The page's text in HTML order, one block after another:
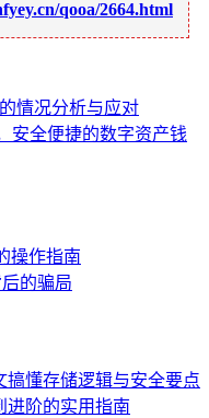
qooa/2664.html
情况分析与应对
安全便捷的数字资产钱
操作指南
的骗局
搞懂存储逻辑与安全要点
进阶的实用指南